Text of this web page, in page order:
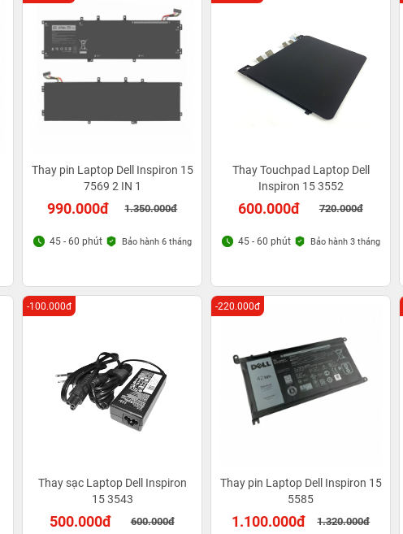
Thay pin Laptop Dell Inspiron 15
7569 2 IN 1
990.000đ 1.350.000đ
45 - 60 phút Bảo hành 6 tháng
Thay Touchpad Laptop Dell
Inspiron 15 3552
600.000đ 720.000đ
45 - 60 phút Bảo hành 3 tháng
Thay sạc Laptop Dell Inspiron
15 3543
500.000đ 600.000đ
-100.000đ
Thay pin Laptop Dell Inspiron 15
5585
1.100.000đ 1.320.000đ
-220.000đ